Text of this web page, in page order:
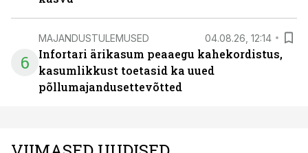
6
MAJANDUSTULEMUSED 04.08.26, 12:14
Infortari ärikasum peaaegu kahekordistus,
kasumlikkust toetasid ka uued
põllumajandusettevõtted